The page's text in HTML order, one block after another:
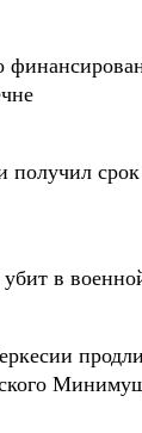
срок
в